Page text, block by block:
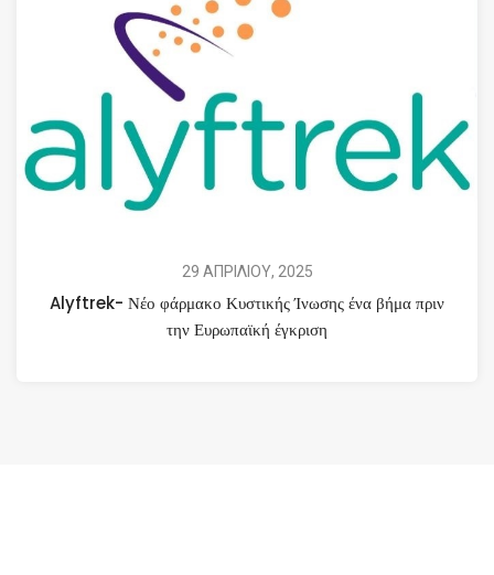
29 ΑΠΡΙΛΙΟΥ, 2025
Alyftrek- Νέο φάρμακο Κυστικής Ίνωσης ένα βήμα πριν
την Ευρωπαϊκή έγκριση